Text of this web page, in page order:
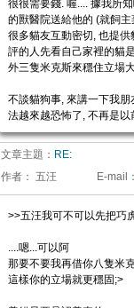
很很需要錢. 喔.... 據我所
的獸醫院送給他的 (就飼
很多貓友互動密切, 也提
評的人先看自己家裡的貓
外三隻米克斯來穩住立場
不談貓狗事, 來講一下我
法越來越恐怖了, 不再是
文章主題： RE:
作者： 五汪 E-mail ：
>>五汪我可不可以先把巧
....嗯...可以阿
那要不要我再借你八隻米
這樣你的立場就更穩固;>